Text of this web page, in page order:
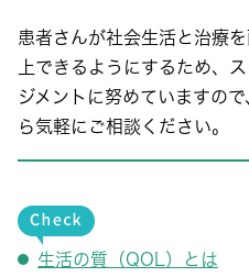
患者さんが社会生活と治療
上できるようにするため、
ジメントに努めていますの
ら気軽にご相談ください。
生活の質（QOL）とは